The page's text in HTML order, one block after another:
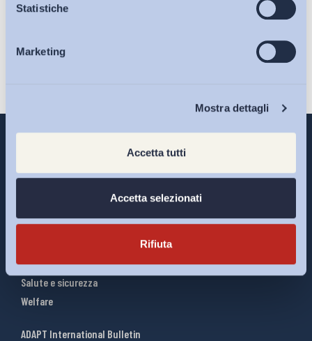
Statistiche
Marketing
Mostra dettagli
Accetta tutti
Accetta selezionati
Rifiuta
Osservatori
Eventi
Riforme del lavoro
Relazioni industriali
Salute e sicurezza
Welfare
ADAPT International Bulletin